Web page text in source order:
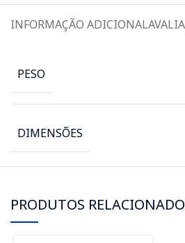
INFORMAÇÃO ADICIONAL
PESO
DIMENSÕES
PRODUTOS